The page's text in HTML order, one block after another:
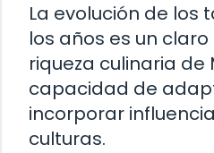
La evolución de los
los años es un
riqueza culinaria de
capacidad de
incorporar
culturas.